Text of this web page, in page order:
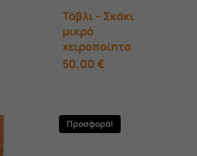
Τάβλι – Σκάκι
μικρό
χειροποίητο
50,00€
Προσφορά!